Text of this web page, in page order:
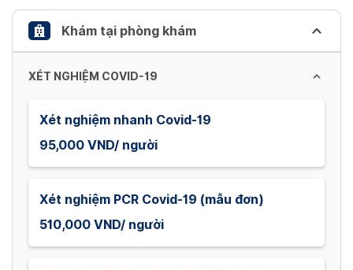
keyboard
shortcuts
changing
Khám tại phòng khám
XÉT NGHIỆM COVID-19
Xét nghiệm nhanh Covid-19
95,000 VND/ người
Xét nghiệm PCR Covid-19 (mẫu đơn)
510,000 VND/ người